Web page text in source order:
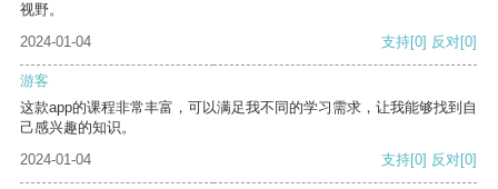
视野。
2024-01-04
支持[0] 反对[0]
游客
这款app的课程非常丰富，可以满足我不同的学习需求，让我能够找到自
己感兴趣的知识。
2024-01-04
支持[0] 反对[0]